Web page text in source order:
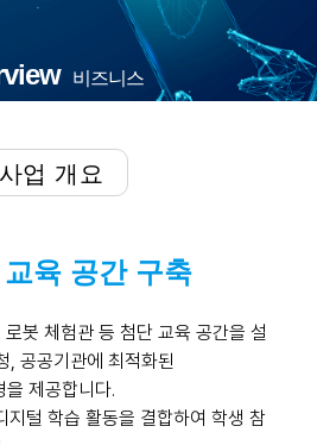
비즈니스
사업 개요
육 공간 구축
봇 체험관 등 첨단 교육 공간을 설
, 공공기관에 최적화된
을 제공합니다.
털 학습 활동을 결합하여 학생 참